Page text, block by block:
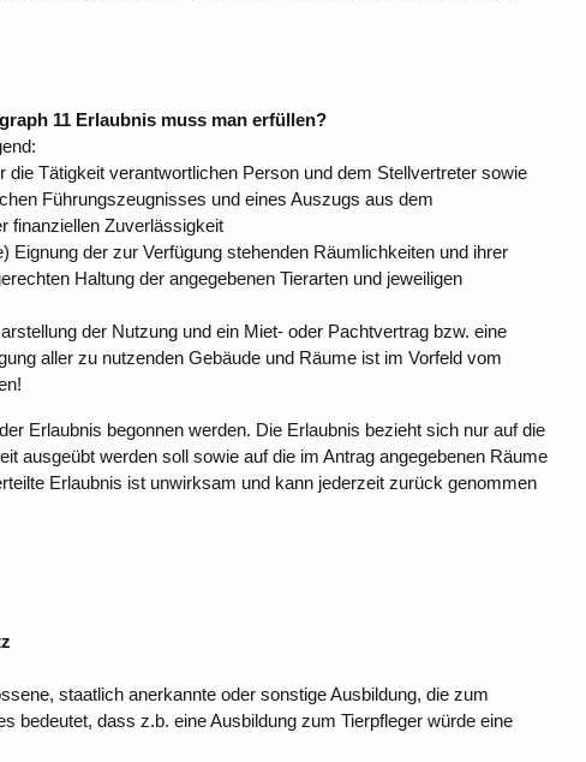
11 Erlaubnis muss man erfüllen?
Tätigkeit verantwortlichen Person und dem Stellvertreter sowie
Führungszeugnisses und eines Auszugs aus dem
finanziellen Zuverlässigkeit
Eignung der zur Verfügung stehenden Räumlichkeiten und ihrer
Haltung der angegebenen Tierarten und jeweiligen
der Nutzung und ein Miet- oder Pachtvertrag bzw. eine
aller zu nutzenden Gebäude und Räume ist im Vorfeld vom
Erlaubnis begonnen werden. Die Erlaubnis bezieht sich nur auf die
ausgeübt werden soll sowie auf die im Antrag angegebenen Räume
Erlaubnis ist unwirksam und kann jederzeit zurück genommen
staatlich anerkannte oder sonstige Ausbildung, die zum
bedeutet, dass z.b. eine Ausbildung zum Tierpfleger würde eine